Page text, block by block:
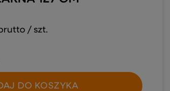
/ szt.
DO KOSZYKA